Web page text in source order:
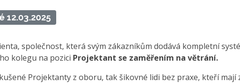
12.03.2025
společnost, která svým zákazníkům dodává kompletní
kolegu na pozici Projektant se zaměřením na větrání.
Projektanty z oboru, tak šikovné lidi bez praxe, kteří mají